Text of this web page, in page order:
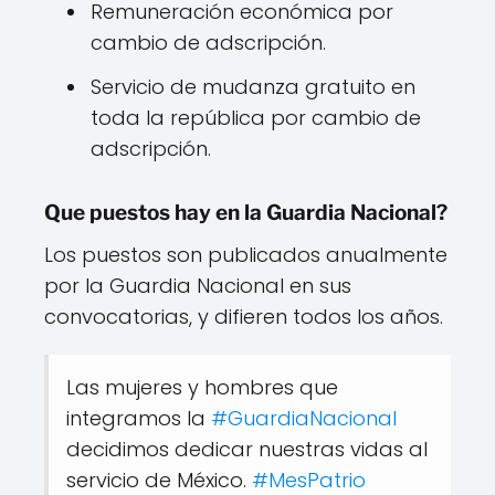
Remuneración económica por
cambio de adscripción.
Servicio de mudanza gratuito en
toda la república por cambio de
adscripción.
Que puestos hay en la Guardia Nacional?
Los puestos son publicados anualmente
por la Guardia Nacional en sus
convocatorias, y difieren todos los años.
Las mujeres y hombres que
integramos la #GuardiaNacional
decidimos dedicar nuestras vidas al
servicio de México. #MesPatrio